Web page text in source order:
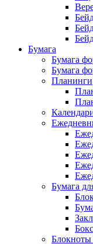
Бумага
Бумага
Бумага
Планинги
Бумага
Блокноты